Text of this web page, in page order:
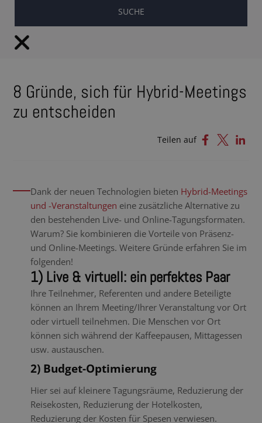
8 Gründe, sich für Hybrid-Meetings
zu entscheiden
Teilen auf
Dank der neuen Technologien bieten Hybrid-Meetings
und -Veranstaltungen eine zusätzliche Alternative zu
den bestehenden Live- und Online-Tagungsformaten.
Warum? Sie kombinieren die Vorteile von Präsenz-
und Online-Meetings. Weitere Gründe erfahren Sie im
folgenden!
1) Live & virtuell: ein perfektes Paar
Ihre Teilnehmer, Referenten und andere Beteiligte
können an Ihrem Meeting/Ihrer Veranstaltung vor Ort
oder virtuell teilnehmen. Die Menschen vor Ort
können sich während der Kaffeepausen, Mittagessen
usw. austauschen.
2) Budget-Optimierung
Hier sei auf kleinere Tagungsräume, Reduzierung der
Reisekosten, Reduzierung der Hotelkosten,
Reduzierung der Kosten für Spesen verwiesen.